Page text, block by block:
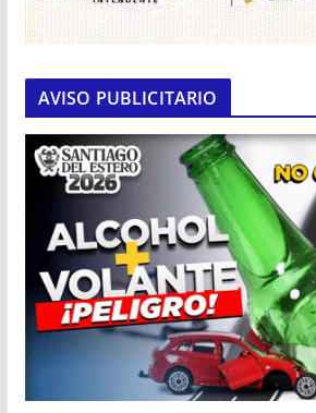
AVISO PUBLICITARIO